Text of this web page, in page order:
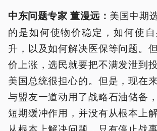
中东问题专家 董漫远： 美国中期
的是如何使物价稳定，如何使
升，以及如何解决医保等问题。
价上涨，选民就要把不满发泄到
美国总统很担心的。但是，现在
与盟友一道动用了战略石油储备
短期缓冲作用，并没有从根本上
从根本上解决问题，只有停止战